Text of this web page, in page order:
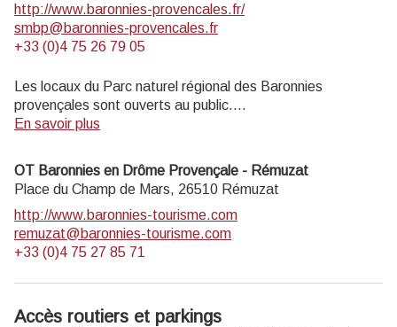
http://www.baronnies-provencales.fr/
smbp@baronnies-provencales.fr
+33 (0)4 75 26 79 05
Les locaux du Parc naturel régional des Baronnies
provençales sont ouverts au public.
31 OCTOBRE 2025
Du mardi au vendredi de 14h à 18h, et les dimanches de
juillet et août de 14h à 18h
En savoir plus
OT Baronnies en Drôme Provençale - Rémuzat
Place du Champ de Mars, 26510 Rémuzat
http://www.baronnies-tourisme.com
remuzat@baronnies-tourisme.com
+33 (0)4 75 27 85 71
Accès routiers et parkings